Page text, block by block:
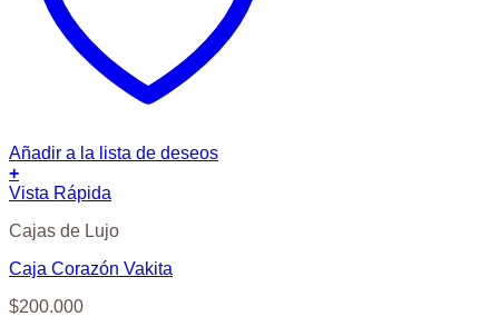
Añadir a la lista de deseos
+
Vista Rápida
Cajas de Lujo
Caja Corazón Vakita
$200.000